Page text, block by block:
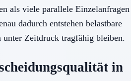
als viele parallele Einzelanfragen
dadurch entstehen belastbare
unter Zeitdruck tragfähig bleiben.
in